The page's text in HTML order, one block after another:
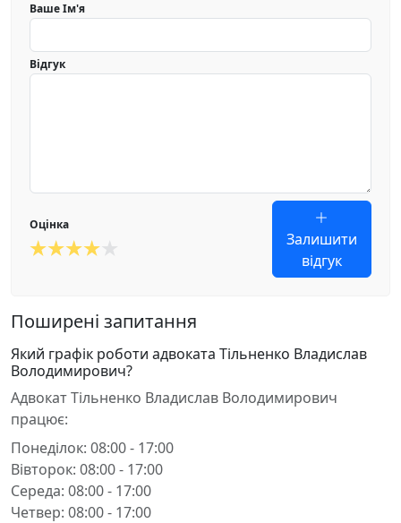
Ваше Ім'я
Відгук
Оцінка
Залишити
відгук
Поширені запитання
Який графік роботи адвоката Тільненко Владислав
Володимирович?
Адвокат Тільненко Владислав Володимирович
працює:
Понеділок: 08:00 - 17:00
Вівторок: 08:00 - 17:00
Середа: 08:00 - 17:00
Четвер: 08:00 - 17:00